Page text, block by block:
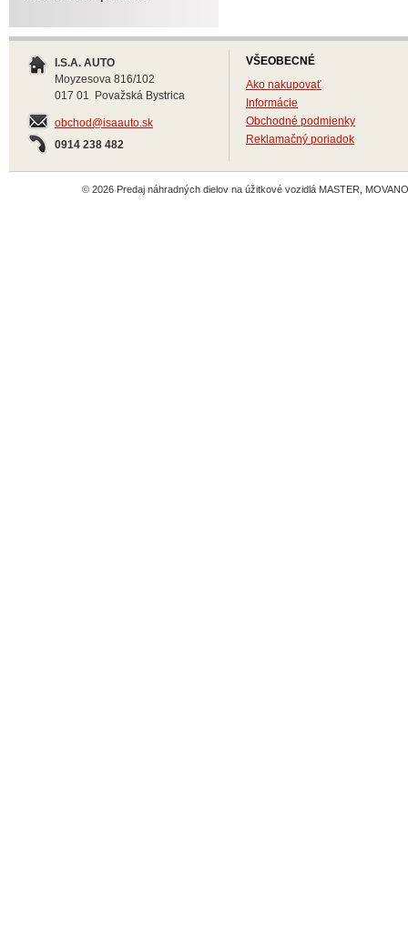
I.S.A. AUTO
Moyzesova 816/102
017 01 Považská Bystrica
obchod@isaauto.sk
0914 238 482
VŠEOBECNÉ
Ako nakupovať
Informácie
Obchodné podmienky
Reklamačný poriadok
© 2026 Predaj náhradných dielov na úžitkové vozidlá MASTER,